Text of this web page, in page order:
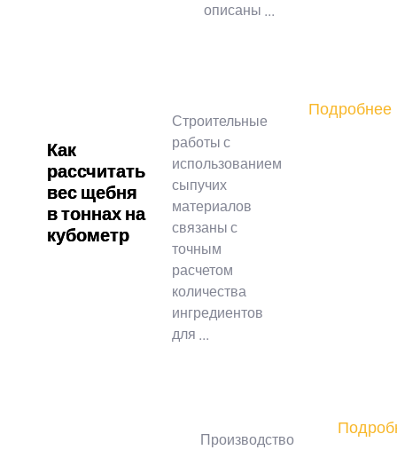
описаны ...
Как
рассчитать
вес щебня
в тоннах на
кубометр
Строительные
работы с
использованием
сыпучих
материалов
связаны с
точным
расчетом
количества
ингредиентов
для ...
Подробнее
Производство